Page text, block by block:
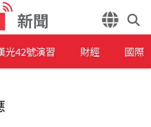
新聞
光42號演習 財經 國際